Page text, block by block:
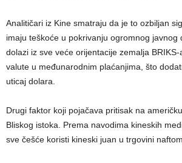
Analitičari iz Kine smatraju da je to ozbiljan
imaju teškoće u pokrivanju ogromnog javnog
dolazi iz sve veće orijentacije zemalja
valute u međunarodnim plaćanjima, što
uticaj dolara.
Drugi faktor koji pojačava pritisak na
Bliskog istoka. Prema navodima kineskih
sve češće koristi kineski juan u trgovini